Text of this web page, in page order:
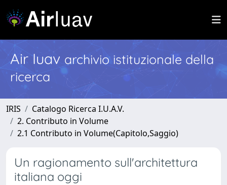
Air Iuav archivio istituzionale della
ricerca
IRIS
Catalogo Ricerca I.U.A.V.
2. Contributo in Volume
2.1 Contributo in Volume(Capitolo,Saggio)
Un ragionamento sull'architettura
italiana oggi